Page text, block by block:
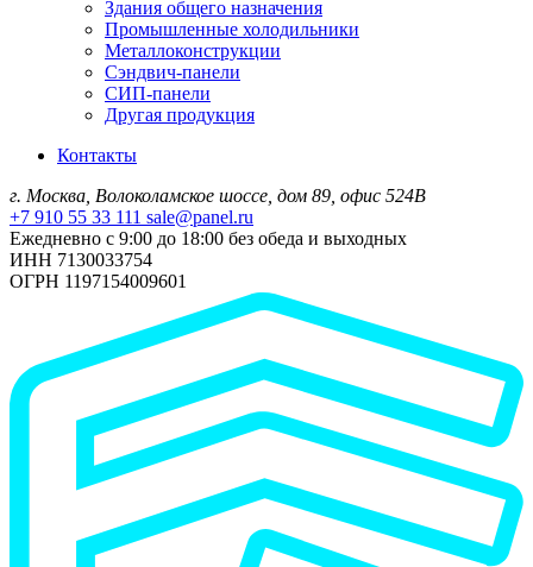
Здания общего назначения
Промышленные холодильники
Металлоконструкции
Сэндвич-панели
СИП-панели
Другая продукция
Контакты
г. Москва, Волоколамское шоссе, дом 89, офис 524В
+7 910 55 33 111 sale@panel.ru
Ежедневно с 9:00 до 18:00 без обеда и выходных
ИНН 7130033754
ОГРН 1197154009601